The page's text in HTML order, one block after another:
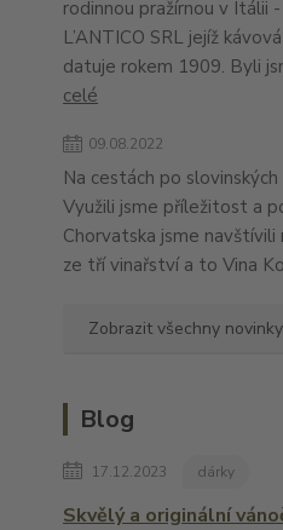
rodinnou pražírnou v Itálii -
L’ANTICO SRL jejíž
datuje rokem 1909. Byli
celé
09.08.2022
Na cestách po
Využili jsme příležitost a
Chorvatska jsme
ze tří vinařství a to Vina
Zobrazit všechny novinky
Blog
17.12.2023 dárky
Skvělý a originální